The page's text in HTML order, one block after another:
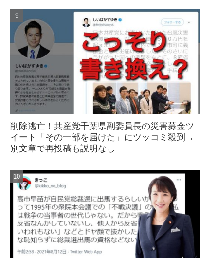
削除逃亡！共産党千葉県副委員長の災害募金ツ
イート「その一部を届けた」にツッコミ殺到→
別文章で再投稿も説明なし